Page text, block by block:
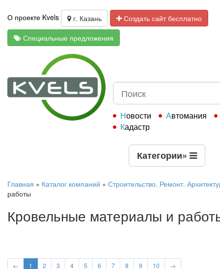
О проекте Kvels г. Казань
Создать сайт бесплатно
Специальные предложения
Новости
Автомания
Кадастр
Категории»
Главная » Каталог компаний » Строительство. Ремонт.
работы
Кровельные материалы и
← 1 2 3 4 5 6 7 8 9 10 →